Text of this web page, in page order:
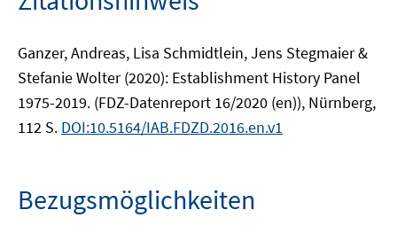
Ganzer, Andreas, Lisa Schmidtlein, Jens Stegmaier &
Stefanie Wolter (2020): Establishment History Panel
1975-2019. (FDZ-Datenreport 16/2020 (en)), Nürnberg,
112 S. DOI:10.5164/IAB.FDZD.2016.en.v1
Bezugsmöglichkeiten